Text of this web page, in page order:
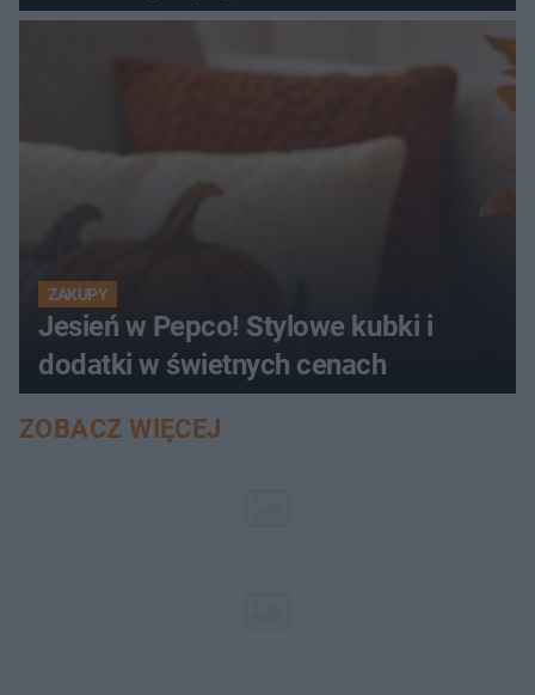
ZAKUPY
Jesień w Pepco! Stylowe kubki i
dodatki w świetnych cenach
ZOBACZ WIĘCEJ